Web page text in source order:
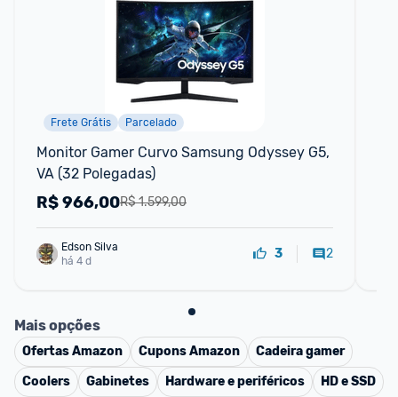
Frete Grátis Parcelado
Monitor Gamer Curvo Samsung Odyssey G5,
VA (32 Polegadas)
R$ 1.599,00
R$966,00
Edson Silva
há 4 d
3 2
Mais opções
OfertasAmazon CuponsAmazon
Cadeira gamer
Coolers
Gabinetes Hardware e periféricos
HD e SSD